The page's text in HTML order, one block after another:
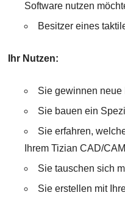
Software nutzen
Besitzer eines
Ihr Nutzen:
Sie gewinnen neue
Sie bauen ein
Sie erfahren,
Ihrem Tizian CAD/
Sie tauschen sich
Sie erstellen mit